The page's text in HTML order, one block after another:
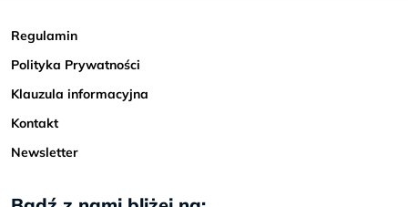
Regulamin
Polityka Prywatności
Klauzula informacyjna
Kontakt
Newsletter